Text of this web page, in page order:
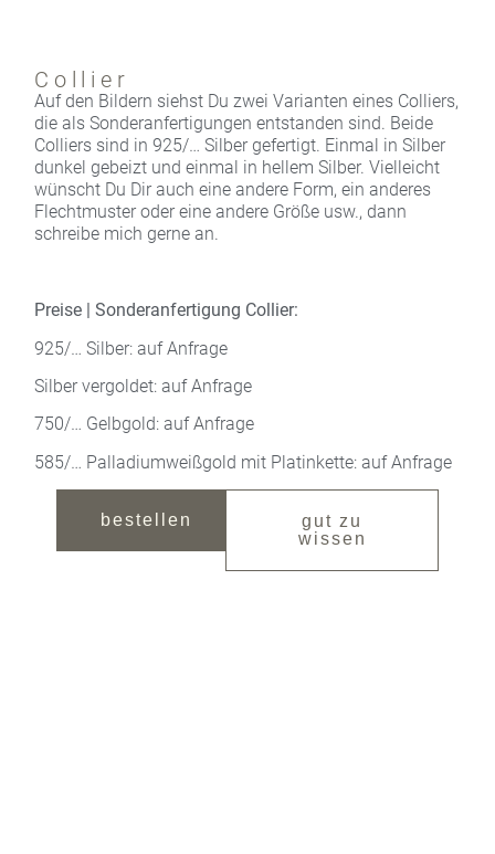
Collier
Auf den Bildern siehst Du zwei Varianten eines Colliers,
die als Sonderanfertigungen entstanden sind. Beide
Colliers sind in 925/… Silber gefertigt. Einmal in Silber
dunkel gebeizt und einmal in hellem Silber. Vielleicht
wünscht Du Dir auch eine andere Form, ein anderes
Flechtmuster oder eine andere Größe usw., dann
schreibe mich gerne an.
Preise | Sonderanfertigung Collier:
925/… Silber: auf Anfrage
Silber vergoldet: auf Anfrage
750/… Gelbgold: auf Anfrage
585/… Palladiumweißgold mit Platinkette: auf Anfrage
bestellen
gut zu
wissen